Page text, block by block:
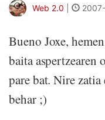
Web 2.0
Bueno Joxe,
baita
pare bat. Nire
behar ;)